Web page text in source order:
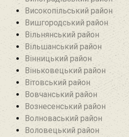
Високопільський район
Вишгородський район
Вільнянський район‎
Вільшанський район
Вінницький район
Віньковецький район
Вітовський район
Вовчанський район
Вознесенський район
Волноваський район
Воловецький район